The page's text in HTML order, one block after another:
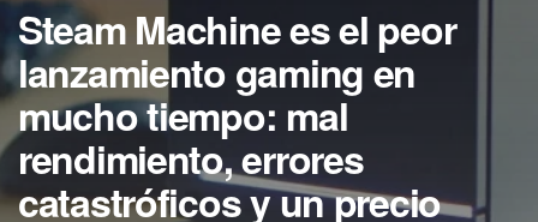
Steam Machine es el peor
lanzamiento gaming en
mucho tiempo: mal
rendimiento, errores
catastróficos y un precio